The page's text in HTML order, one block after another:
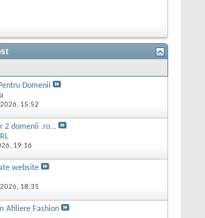
Domenii
15:52
2 domenii .ro...
19:16
website
18:31
Afiliere Fashion